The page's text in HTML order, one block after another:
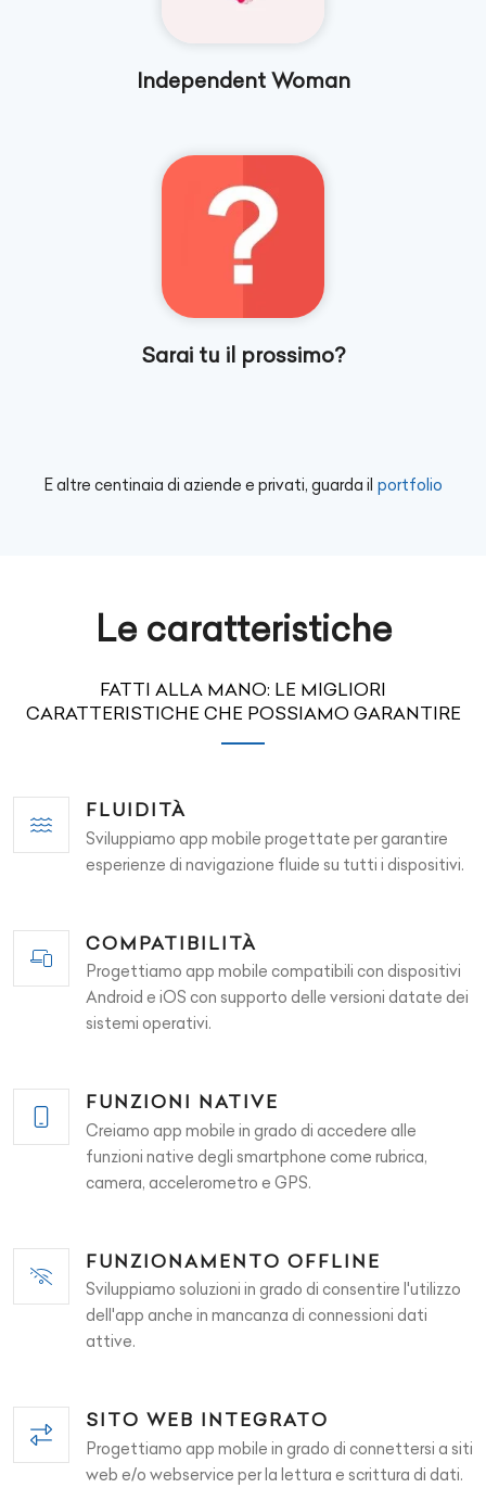
Independent Woman
Sarai tu il prossimo?
E altre centinaia di aziende e privati, guarda il portfolio
Le caratteristiche
FATTI ALLA MANO: LE MIGLIORI
CARATTERISTICHE CHE POSSIAMO GARANTIRE
FLUIDITÀ
Sviluppiamo app mobile progettate per garantire
esperienze di navigazione fluide su tutti i dispositivi.
COMPATIBILITÀ
Progettiamo app mobile compatibili con dispositivi
Android e iOS con supporto delle versioni datate dei
sistemi operativi.
FUNZIONI NATIVE
Creiamo app mobile in grado di accedere alle
funzioni native degli smartphone come rubrica,
camera, accelerometro e GPS.
FUNZIONAMENTO OFFLINE
Sviluppiamo soluzioni in grado di consentire l'utilizzo
dell'app anche in mancanza di connessioni dati
attive.
SITO WEB INTEGRATO
Progettiamo app mobile in grado di connettersi a siti
web e/o webservice per la lettura e scrittura di dati.